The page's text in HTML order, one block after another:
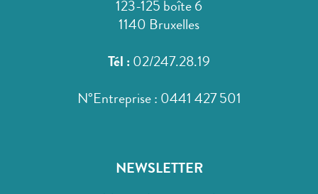
123-125 boîte 6
1140 Bruxelles
Tél : 02/247.28.19
N°Entreprise : 0441 427 501
NEWSLETTER